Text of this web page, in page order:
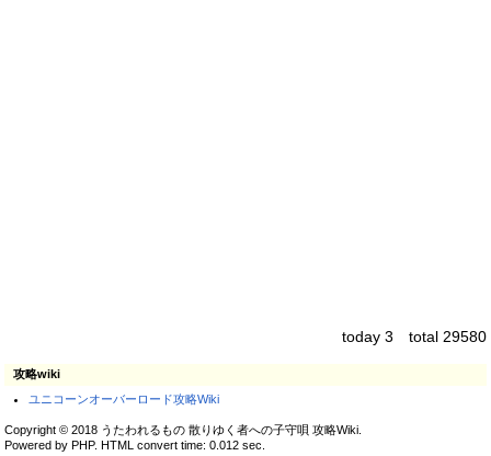
today 3 total 29580
攻略wiki
ユニコーンオーバーロード攻略Wiki
Copyright © 2018 うたわれるもの 散りゆく者への子守唄 攻略Wiki.
Powered by PHP. HTML convert time: 0.012 sec.